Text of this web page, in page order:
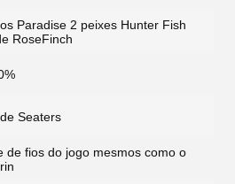
Paradise 2 peixes Hunter Fish
RoseFinch
Seaters
de fios do jogo mesmos como o